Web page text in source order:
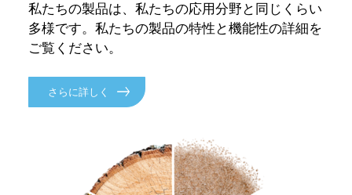
私たちの製品は、私たちの応用分野と同じくらい
多様です。私たちの製品の特性と機能性の詳細を
ご覧ください。
さらに詳しく